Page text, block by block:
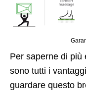
Per saperne di più
sono tutti i
guardare questo